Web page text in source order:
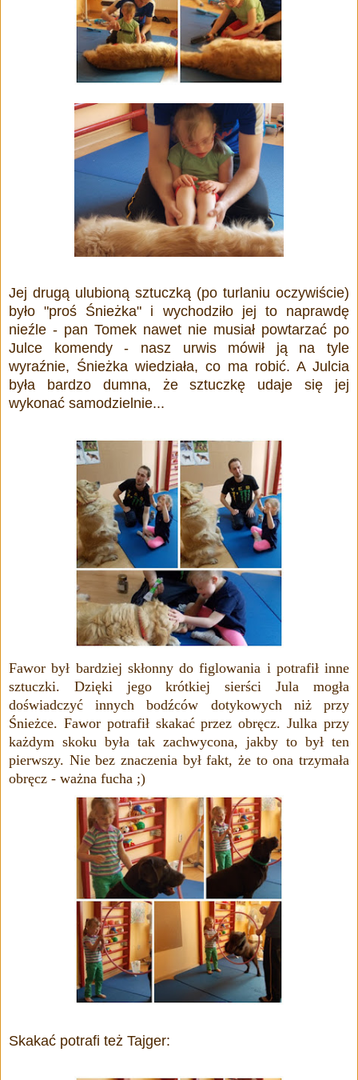
Jej drugą ulubioną sztuczką (po turlaniu oczywiście)
było "proś Śnieżka" i wychodziło jej to naprawdę
nieźle - pan Tomek nawet nie musiał powtarzać po
Julce komendy - nasz urwis mówił ją na tyle
wyraźnie, Śnieżka wiedziała, co ma robić. A Julcia
była bardzo dumna, że sztuczkę udaje się jej
wykonać samodzielnie...
Fawor był bardziej skłonny do figlowania i potrafił inne
sztuczki. Dzięki jego krótkiej sierści Jula mogła
doświadczyć innych bodźców dotykowych niż przy
Śnieżce. Fawor potrafił skakać przez obręcz. Julka przy
każdym skoku była tak zachwycona, jakby to był ten
pierwszy. Nie bez znaczenia był fakt, że to ona trzymała
obręcz - ważna fucha ;)
Skakać potrafi też Tajger: